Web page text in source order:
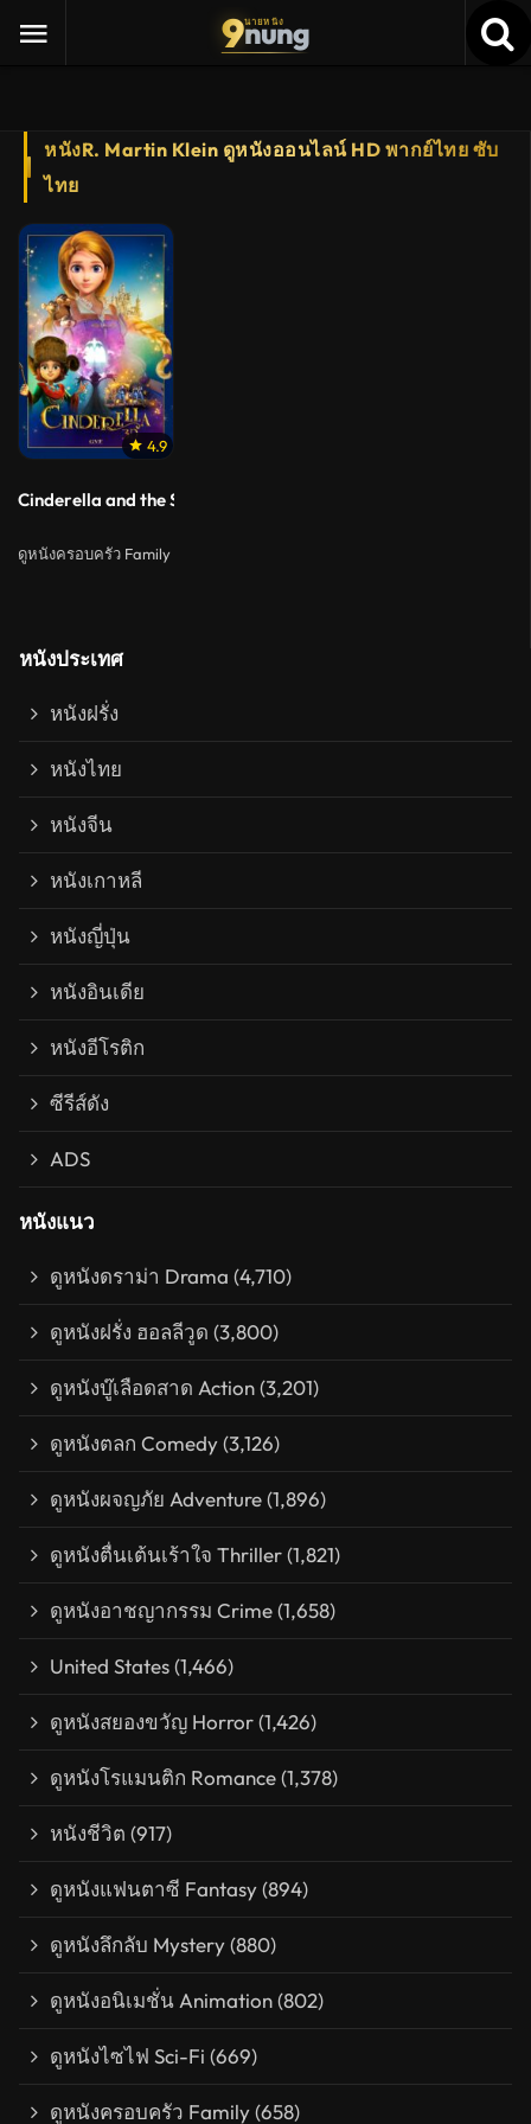
9นายหนัง
nung
หนังR. Martin Klein ดูหนังออนไลน์ HD พากย์ไทย ซับ
ไทย
4.9
Cinderella and the Secret Prince (2018) ซินเดอเรลล่ากับเจ้าชาย
ดูหนังครอบครัว Family
หนังประเทศ
หนังฝรั่ง
หนังไทย
หนังจีน
หนังเกาหลี
หนังญี่ปุ่น
หนังอินเดีย
หนังอีโรติก
ซีรีส์ดัง
ADS
หนังแนว
ดูหนังดราม่า Drama (4,710)
ดูหนังฝรั่ง ฮอลลีวูด (3,800)
ดูหนังบู๊เลือดสาด Action(3,201)
ดูหนังตลก Comedy(3,126)
ดูหนังผจญภัย Adventure(1,896)
ดูหนังตื่นเต้นเร้าใจ Thriller(1,821)
ดูหนังอาชญากรรม Crime(1,658)
United States(1,466)
ดูหนังสยองขวัญ Horror(1,426)
ดูหนังโรแมนติก Romance(1,378)
หนังชีวิต (917)
ดูหนังแฟนตาซี Fantasy(894)
ดูหนังลึกลับ Mystery(880)
ดูหนังอนิเมชั่น Animation(802)
ดูหนังไซไฟ Sci-Fi (669)
ดูหนังครอบครัว Family(658)